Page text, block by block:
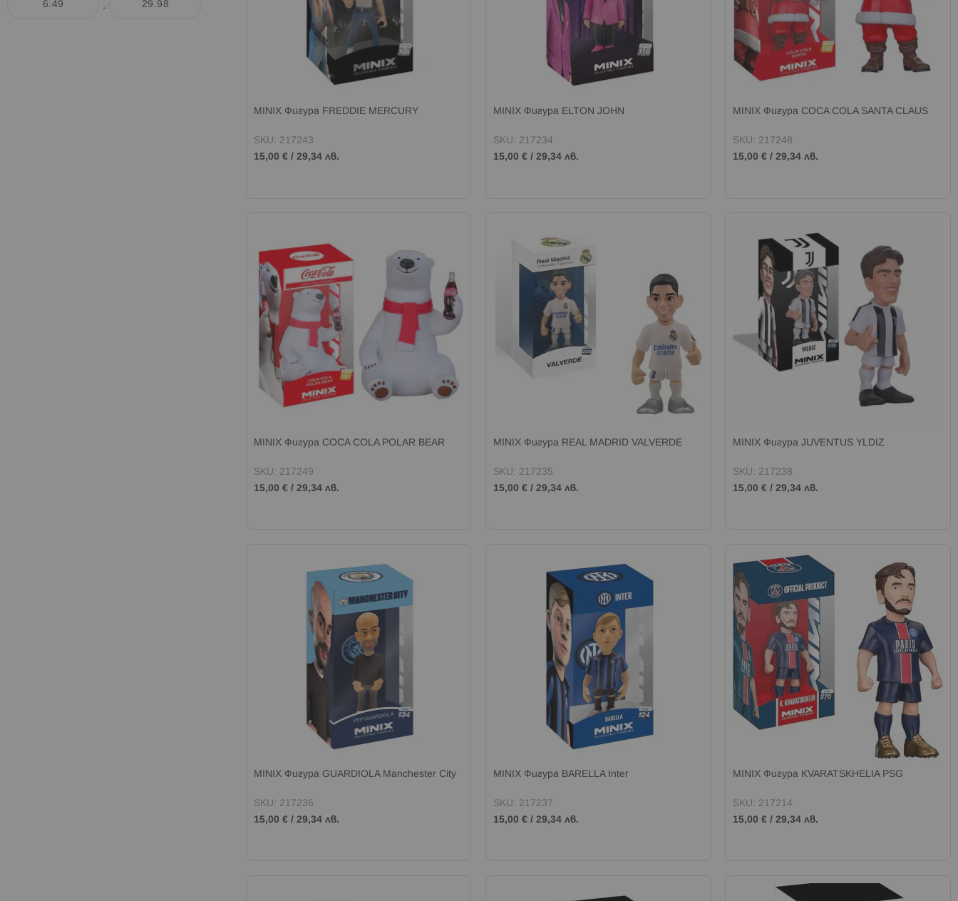
MINIX Фигура FREDDIE MERCURY
SKU: 217243
15,00 € / 29,34 лв.
MINIX Фигура ELTON JOHN
SKU: 217234
15,00 € /29,34 лв.
MINIX Фигура COCA COLA SANTA CLAUS
SKU: 217248
15,00 € /29,34 лв.
MINIX Фигура COCA COLA POLAR BEAR
SKU: 217249
15,00 € / 29,34 лв.
MINIX Фигура REAL MADRID VALVERDE
SKU: 217235
15,00 € /29,34 лв.
MINIX Фигура JUVENTUS YLDIZ
SKU: 217238
15,00 € /29,34 лв.
MINIX Фигура GUARDIOLA Manchester City
SKU: 217236
15,00 € / 29,34 лв.
MINIX Фигура BARELLA Inter
SKU: 217237
15,00 € /29,34 лв.
MINIX Фигура KVARATSKHELIA PSG
SKU: 217214
15,00 € /29,34 лв.
-